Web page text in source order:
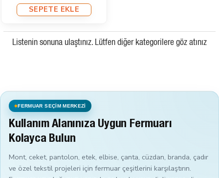
SEPETE EKLE
Listenin sonuna ulaştınız. Lütfen diğer kategorilere göz atınız
FERMUAR SEÇİM MERKEZİ
Kullanım Alanınıza Uygun Fermuarı
Kolayca Bulun
Mont, ceket, pantolon, etek, elbise, çanta, cüzdan, branda, çadır
ve özel tekstil projeleri için fermuar çeşitlerini karşılaştırın.